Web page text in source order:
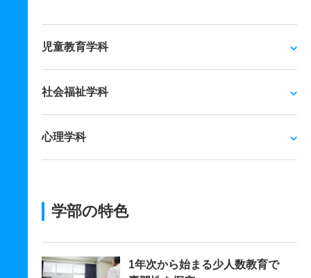
児童教育学科
社会福祉学科
心理学科
学部の特色
1年次から始まる少人数教育で